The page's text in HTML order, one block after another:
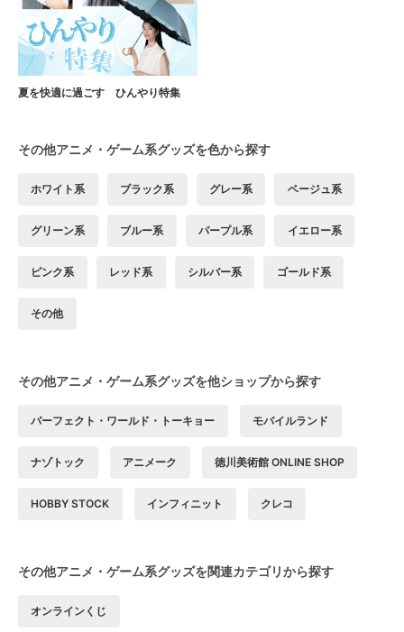
夏を快適に過ごす ひんやり特集
その他アニメ・ゲーム系グッズを色から探す
ホワイト系 ブラック系 グレー系 ベージュ系
グリーン系 ブルー系 パープル系 イエロー系
ピンク系 レッド系 シルバー系 ゴールド系
その他
その他アニメ・ゲーム系グッズを他ショップから探す
パーフェクト・ワールド・トーキョー モバイルランド
ナゾトック アニメーク 徳川美術館 ONLINE SHOP
HOBBY STOCK インフィニット クレコ
その他アニメ・ゲーム系グッズを関連カテゴリから探す
オンラインくじ